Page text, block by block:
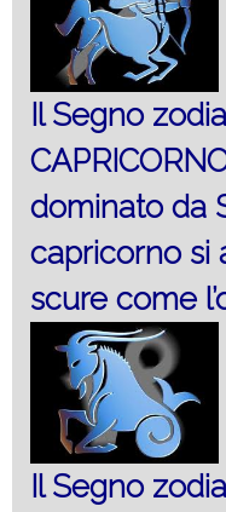
Il Segno
dominato da
capricorno si
scure come
Il Segno